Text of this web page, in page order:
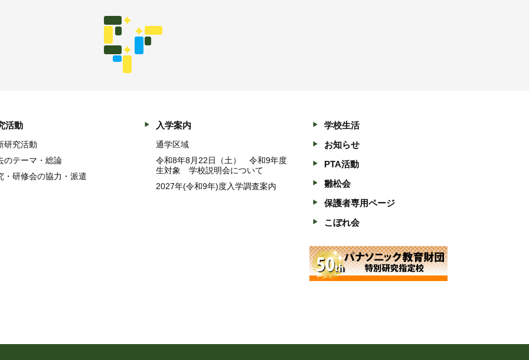
活動
研究活動
のテーマ・総論
・研修会の協力・派遣
入学案内
通学区域
令和8年8月22日（土） 令和9年度
生対象 学校説明会について
2027年(令和9年)度入学調査案内
学校生活
お知らせ
PTA活動
雛松会
保護者専用ページ
こぼれ会